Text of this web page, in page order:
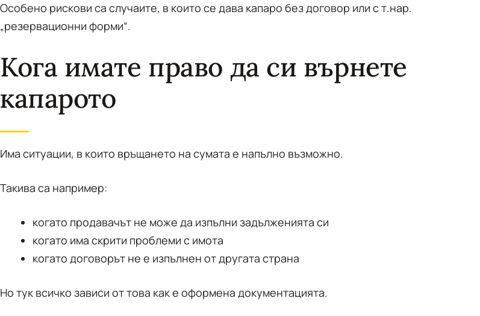
Особено рискови са случаите, в които се дава капаро без договор или с т.нар.
„резервационни форми“.
Кога имате право да си върнете
капарото
Има ситуации, в които връщането на сумата е напълно възможно.
Такива са например:
когато продавачът не може да изпълни задълженията си
когато има скрити проблеми с имота
когато договорът не е изпълнен от другата страна
Но тук всичко зависи от това как е оформена документацията.